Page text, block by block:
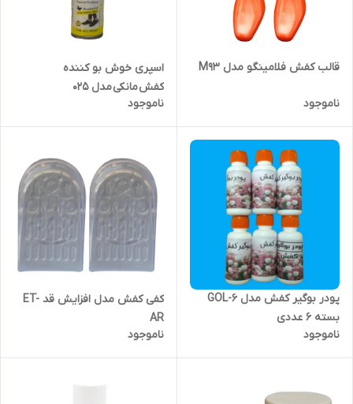
قالب کفش فلامینگو مدل M93
ناموجود
اسپری خوش بو کننده
کفش مانکی مدل 025
ناموجود
پودر بوگیر کفش مدل GOL-6
بسته 6 عددی
ناموجود
کفی کفش مدل افزایش قد ET-
AR
ناموجود